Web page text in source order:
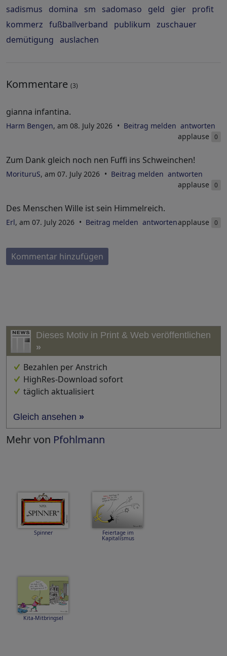
sadismus
domina sm sadomaso geld gier profit
kommerz fußballverband publikum zuschauer
demütigung
auslachen
Kommentare (3)
gianna infantina.
Harm Bengen, am 08. July 2026 Beitrag melden antworten
applause
0
Zum Dank gleich noch nen Fuffi ins Schweinchen!
MorituruS, am 07. July 2026 Beitrag melden antworten
applause
0
Des Menschen Wille ist sein Himmelreich.
Erl, am 07. July 2026 Beitrag melden antwortenapplause 0
Kommentar hinzufügen
Dieses Motiv in Print & Web veröffentlichen
»
Bezahlen per Anstrich
HighRes-Download sofort
täglich aktualisiert
Gleich ansehen »
Mehr von Pfohlmann
Spinner Feiertage im
Kapitalismus
Kita-Mitbringsel